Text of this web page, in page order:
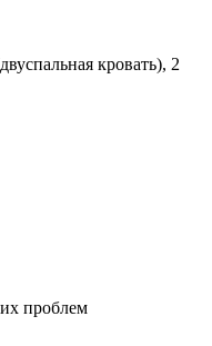
кровать), 2
проблем